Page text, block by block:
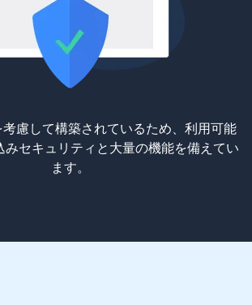
慮して構築されているため、利用可能
みセキュリティと大量の機能を備えてい
ます。